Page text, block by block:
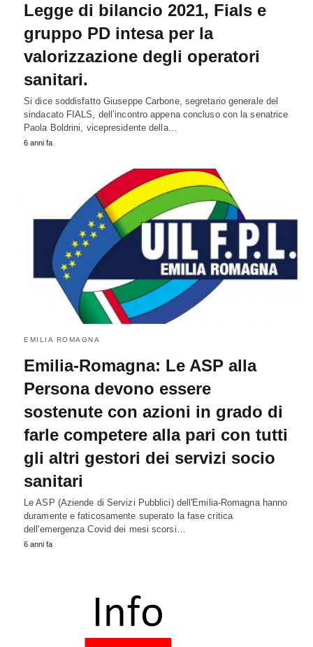
Legge di bilancio 2021, Fials e
gruppo PD intesa per la
valorizzazione degli operatori
sanitari.
Si dice soddisfatto Giuseppe Carbone, segretario generale del
sindacato FIALS, dell’incontro appena concluso con la senatrice
Paola Boldrini, vicepresidente della…
6 anni fa
EMILIA ROMAGNA
Emilia-Romagna: Le ASP alla
Persona devono essere
sostenute con azioni in grado di
farle competere alla pari con tutti
gli altri gestori dei servizi socio
sanitari
Le ASP (Aziende di Servizi Pubblici) dell'Emilia-Romagna hanno
duramente e faticosamente superato la fase critica
dell'emergenza Covid dei mesi scorsi…
6 anni fa